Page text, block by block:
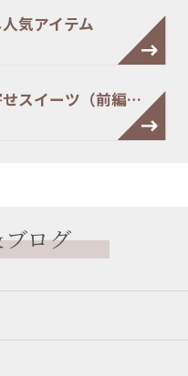
気アイテム
スイーツ（前編…
ログ